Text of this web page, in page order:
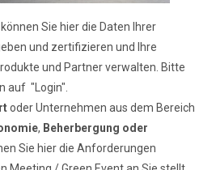
können Sie hier die Daten Ihrer
und zertifizieren und Ihre
und Partner verwalten. Bitte
auf "Login".
oder Unternehmen aus dem Bereich
, Beherbergung oder
Sie hier die Anforderungen